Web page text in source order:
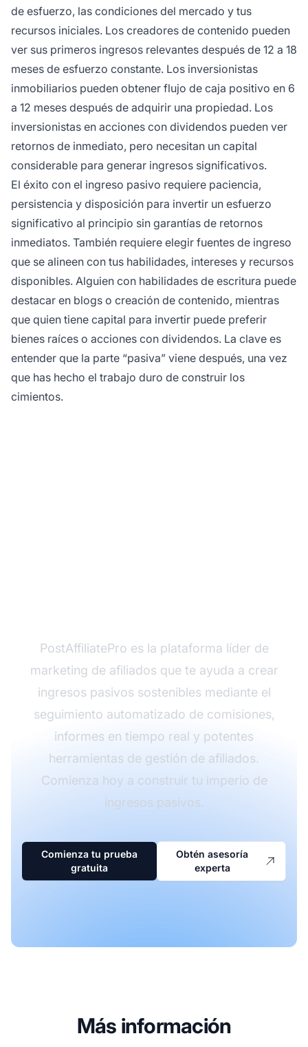
de esfuerzo, las condiciones del mercado y tus
recursos iniciales. Los creadores de contenido pueden
ver sus primeros ingresos relevantes después de 12 a 18
meses de esfuerzo constante. Los inversionistas
inmobiliarios pueden obtener flujo de caja positivo en 6
a 12 meses después de adquirir una propiedad. Los
inversionistas en acciones con dividendos pueden ver
retornos de inmediato, pero necesitan un capital
considerable para generar ingresos significativos.
El éxito con el ingreso pasivo requiere paciencia,
persistencia y disposición para invertir un esfuerzo
significativo al principio sin garantías de retornos
inmediatos. También requiere elegir fuentes de ingreso
que se alineen con tus habilidades, intereses y recursos
disponibles. Alguien con habilidades de escritura puede
destacar en blogs o creación de contenido, mientras
que quien tiene capital para invertir puede preferir
bienes raíces o acciones con dividendos. La clave es
entender que la parte “pasiva” viene después, una vez
que has hecho el trabajo duro de construir los
cimientos.
PostAffiliatePro es la plataforma líder de
marketing de afiliados que te ayuda a crear
ingresos pasivos sostenibles mediante el
seguimiento automatizado de comisiones,
informes en tiempo real y potentes
herramientas de gestión de afiliados.
Comienza hoy a construir tu imperio de
ingresos pasivos.
Comienza tu prueba
gratuita
Obtén asesoría
experta
Más información